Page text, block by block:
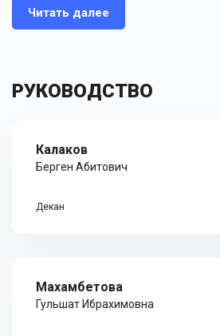
Читать далее
РУКОВОДСТВО
Калаков
Берген Абитович
Декан
Махамбетова
Гульшат Ибрахимовна